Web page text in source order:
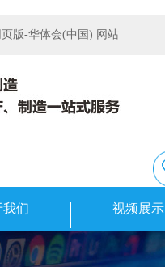
版-华体会(中国) 网站
我们 视频展示